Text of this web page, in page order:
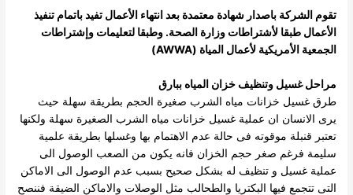
تقوم الشركة باصدار شهادة معتمدة بعد انتهاء الأعمال تفيد باتمام تنفيذ
الأعمال طبقا لأشتراطات وزارة الصحة. وطبقا لتعليمات وإشتراطات
الجمعية الأمريكية لأعمال المياة (AWWA)
مراحل غسيل وتنظيف خزان المياه ببارق
طرق غسيل خزانات مياه الشرب صغيرة الحجم بطريقة سهلة حيث
يرى الانسان ان عملية غسيل خزانات مياه الشرب الصغيرة سهلة ولكنها
تعتبر قنبلة موقوته فى حالة عدم الاهتمام بها وغسلها بطريقة علمية
سليمة فرغم صغر حجم الخزان فانه يكون من الصعب الوصول الى
عملية غسيل و تنظيف له بشكل صحيح بسبب عدم الوصول الى الاماكن
التى تتجمع فيها البكتريا والطحالب مثل الوصلات والاماكن الضيقة فننصح